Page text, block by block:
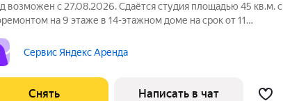
возможен с 27.08.2026. Сдаётся студия площадью 45 кв.м. с
на 9 этаже в 14-этажном доме на срок от 11
Сервис Яндекс Аренда
Снять Написать в чат